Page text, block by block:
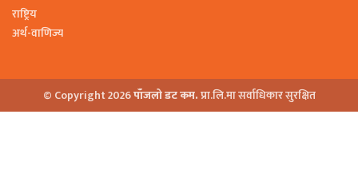
राष्ट्रिय
अर्थ-वाणिज्य
© Copyright 2026पाँजलो डट कम.प्रा.लि.मा सर्वाधिकार सुरक्षित